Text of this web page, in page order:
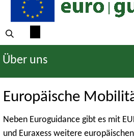
Über uns
Europäische
Neben Euroguidance gibt es mit
und Euraxess weitere